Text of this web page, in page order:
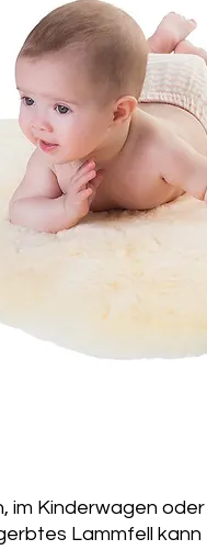
im Kinderwagen
Lammfell kann